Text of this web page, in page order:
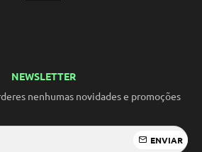
NEWSLETTER
nenhumas novidades e promoções
ENVIAR